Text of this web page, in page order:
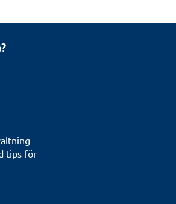
tips för